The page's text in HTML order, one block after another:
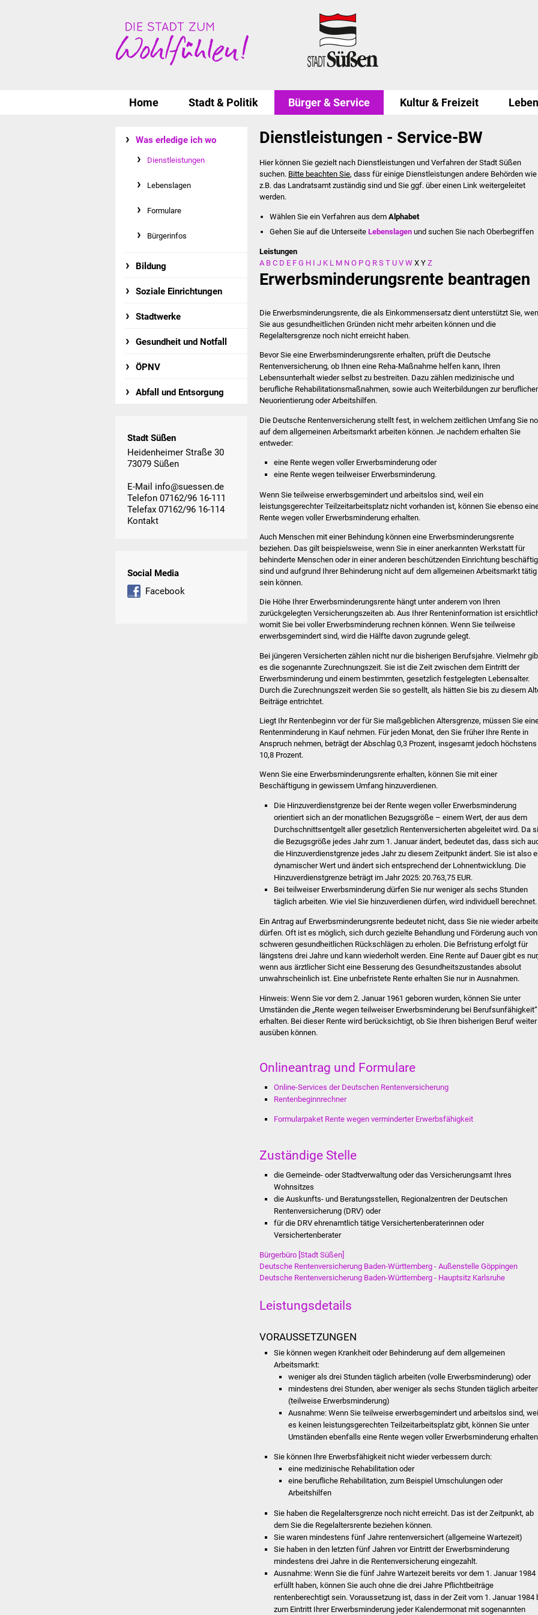
Home Stadt & Politik Bürger & Service Kultur & Freizeit
Was erledige ich wo
Dienstleistungen
Lebenslagen
Formulare
Bürgerinfos
Bildung
Soziale Einrichtungen
Stadtwerke
Gesundheit und Notfall
ÖPNV
Abfall und Entsorgung
Stadt Süßen
Heidenheimer Straße 30
73079 Süßen
E-Mail info@suessen.de
Telefon 07162/96 16-111
Telefax 07162/96 16-114
Kontakt
Social Media
Facebook
Dienstleistungen - Service-BW
Hier können Sie gezielt nach Dienstleistungen und Verfahren der Stadt Süßen
suchen. Bitte beachten Sie, dass für einige Dienstleistungen andere Behörden wie
z.B. das Landratsamt zuständig sind und Sie ggf. über einen Link weitergeleitet
werden.
Wählen Sie ein Verfahren aus dem Alphabet
Gehen Sie auf die UnterseiteLebenslagen und suchen Sie nach Oberbegriffen
Leistungen
A B C D E F G H I J K L M N O P Q R S T U V W X Y Z
Erwerbsminderungsrente beantragen
Die Erwerbsminderungsrente, die als Einkommensersatz dient unterstützt Sie,
Sie aus gesundheitlichen Gründen nicht mehr arbeiten können und die
Regelaltersgrenze noch nicht erreicht haben.
Bevor Sie eine Erwerbsminderungsrente erhalten, prüft die Deutsche
Rentenversicherung, ob Ihnen eine Reha-Maßnahme helfen kann, Ihren
Lebensunterhalt wieder selbst zu bestreiten. Dazu zählen medizinische und
berufliche Rehabilitationsmaßnahmen, sowie auch Weiterbildungen zur
Neuorientierung oder Arbeitshilfen.
Die Deutsche Rentenversicherung stellt fest, in welchem zeitlichen Umfang Sie
auf dem allgemeinen Arbeitsmarkt arbeiten können. Je nachdem erhalten Sie
entweder:
eine Rente wegen voller Erwerbsminderung oder
eine Rente wegen teilweiser Erwerbsminderung.
Wenn Sie teilweise erwerbsgemindert und arbeitslos sind, weil ein
leistungsgerechter Teilzeitarbeitsplatz nicht vorhanden ist, können Sie ebenso
Rente wegen voller Erwerbsminderung erhalten.
Auch Menschen mit einer Behindung können eine Erwerbsminderungsrente
beziehen. Das gilt beispielsweise, wenn Sie in einer anerkannten Werkstatt für
behinderte Menschen oder in einer anderen beschützenden Einrichtung
sind und aufgrund Ihrer Behinderung nicht auf dem allgemeinen Arbeitsmarkt tätig
sein können.
Die Höhe Ihrer Erwerbsminderungsrente hängt unter anderem von Ihren
zurückgelegten Versicherungszeiten ab. Aus Ihrer Renteninformation ist
womit Sie bei voller Erwerbsminderung rechnen können. Wenn Sie teilweise
erwerbsgemindert sind, wird die Hälfte davon zugrunde gelegt.
Bei jüngeren Versicherten zählen nicht nur die bisherigen Berufsjahre. Vielmehr
es die sogenannte Zurechnungszeit. Sie ist die Zeit zwischen dem Eintritt der
Erwerbsminderung und einem bestimmten, gesetzlich festgelegten Lebensalter.
Durch die Zurechnungszeit werden Sie so gestellt, als hätten Sie bis zu diesem
Beiträge entrichtet.
Liegt Ihr Rentenbeginn vor der für Sie maßgeblichen Altersgrenze, müssen Sie
Rentenminderung in Kauf nehmen. Für jeden Monat, den Sie früher Ihre Rente in
Anspruch nehmen, beträgt der Abschlag 0,3 Prozent, insgesamt jedoch höchstens
10,8 Prozent.
Wenn Sie eine Erwerbsminderungsrente erhalten, können Sie mit einer
Beschäftigung in gewissem Umfang hinzuverdienen.
Die Hinzuverdienstgrenze bei der Rente wegen voller Erwerbsminderung
orientiert sich an der monatlichen Bezugsgröße – einem Wert, der aus dem
Durchschnittsentgelt aller gesetzlich Rentenversicherten abgeleitet wird. Da
die Bezugsgröße jedes Jahr zum 1. Januar ändert, bedeutet das, dass sich
die Hinzuverdienstgrenze jedes Jahr zu diesem Zeitpunkt ändert. Sie ist also
dynamischer Wert und ändert sich entsprechend der Lohnentwicklung. Die
Hinzuverdienstgrenze beträgt im Jahr 2025: 20.763,75 EUR.
Bei teilweiser Erwerbsminderung dürfen Sie nur weniger als sechs Stunden
täglich arbeiten. Wie viel Sie hinzuverdienen dürfen, wird individuell berechnet.
Ein Antrag auf Erwerbsminderungsrente bedeutet nicht, dass Sie nie wieder
dürfen. Oft ist es möglich, sich durch gezielte Behandlung und Förderung auch von
schweren gesundheitlichen Rückschlägen zu erholen. Die Befristung erfolgt für
längstens drei Jahre und kann wiederholt werden. Eine Rente auf Dauer gibt es nur,
wenn aus ärztlicher Sicht eine Besserung des Gesundheitszustandes absolut
unwahrscheinlich ist. Eine unbefristete Rente erhalten Sie nur in Ausnahmen.
Hinweis: Wenn Sie vor dem 2. Januar 1961 geboren wurden, können Sie unter
Umständen die „Rente wegen teilweiser Erwerbsminderung bei Berufsunfähigkeit“
erhalten. Bei dieser Rente wird berücksichtigt, ob Sie Ihren bisherigen Beruf weiter
ausüben können.
Onlineantrag und Formulare
Online-Services der Deutschen Rentenversicherung
Rentenbeginnrechner
Formularpaket Rente wegen verminderter Erwerbsfähigkeit
Zuständige Stelle
die Gemeinde- oder Stadtverwaltung oder das Versicherungsamt Ihres
Wohnsitzes
die Auskunfts- und Beratungsstellen, Regionalzentren der Deutschen
Rentenversicherung (DRV) oder
für die DRV ehrenamtlich tätige Versichertenberaterinnen oder
Versichertenberater
Bürgerbüro [Stadt Süßen]
Deutsche Rentenversicherung Baden-Württemberg - Außenstelle Göppingen
Deutsche Rentenversicherung Baden-Württemberg - Hauptsitz Karlsruhe
Leistungsdetails
VORAUSSETZUNGEN
Sie können wegen Krankheit oder Behinderung auf dem allgemeinen
Arbeitsmarkt:
weniger als drei Stunden täglich arbeiten (volle Erwerbsminderung) oder
mindestens drei Stunden, aber weniger als sechs Stunden täglich
(teilweise Erwerbsminderung)
Ausnahme: Wenn Sie teilweise erwerbsgemindert und arbeitslos sind, weil
es keinen leistungsgerechten Teilzeitarbeitsplatz gibt, können Sie unter
Umständen ebenfalls eine Rente wegen voller Erwerbsminderung
Sie können Ihre Erwerbsfähigkeit nicht wieder verbessern durch:
eine medizinische Rehabilitation oder
eine berufliche Rehabilitation, zum Beispiel Umschulungen oder
Arbeitshilfen
Sie haben die Regelaltersgrenze noch nicht erreicht. Das ist der Zeitpunkt, ab
dem Sie die Regelaltersrente beziehen können.
Sie waren mindestens fünf Jahre rentenversichert (allgemeine Wartezeit)
Sie haben in den letzten fünf Jahren vor Eintritt der Erwerbsminderung
mindestens drei Jahre in die Rentenversicherung eingezahlt.
Ausnahme: Wenn Sie die fünf Jahre Wartezeit bereits vor dem 1. Januar 1984
erfüllt haben, können Sie auch ohne die drei Jahre Pflichtbeiträge
rentenberechtigt sein. Voraussetzung ist, dass in der Zeit vom 1. Januar 1984
zum Eintritt Ihrer Erwerbsminderung jeder Kalendermonat mit sogenannten